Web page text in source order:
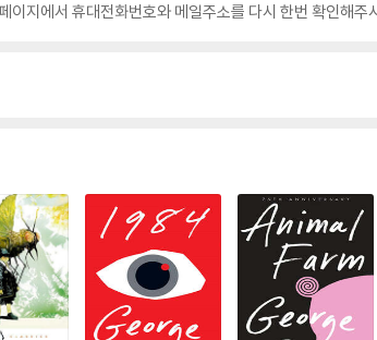
지에서 휴대전화번호와 메일주소를 다시 한번 확인해주